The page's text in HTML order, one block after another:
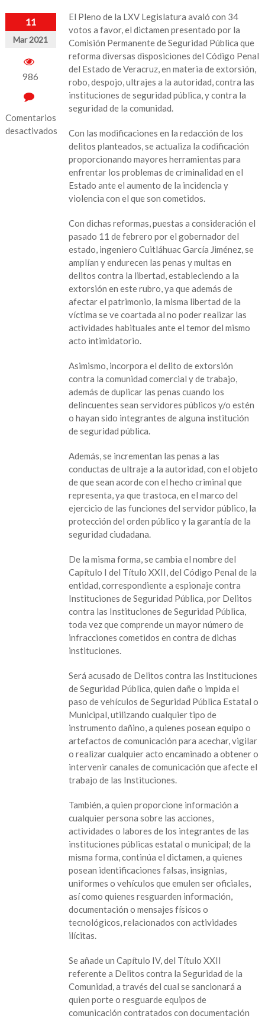
11
Mar 2021
986
Comentarios
desactivados
El Pleno de la LXV Legislatura avaló con 34
votos a favor, el dictamen presentado por la
Comisión Permanente de Seguridad Pública que
reforma diversas disposiciones del Código Penal
del Estado de Veracruz, en materia de extorsión,
robo, despojo, ultrajes a la autoridad, contra las
instituciones de seguridad pública, y contra la
seguridad de la comunidad.
Con las modificaciones en la redacción de los
delitos planteados, se actualiza la codificación
proporcionando mayores herramientas para
enfrentar los problemas de criminalidad en el
Estado ante el aumento de la incidencia y
violencia con el que son cometidos.
Con dichas reformas, puestas a consideración el
pasado 11 de febrero por el gobernador del
estado, ingeniero Cuitláhuac García Jiménez, se
amplían y endurecen las penas y multas en
delitos contra la libertad, estableciendo a la
extorsión en este rubro, ya que además de
afectar el patrimonio, la misma libertad de la
víctima se ve coartada al no poder realizar las
actividades habituales ante el temor del mismo
acto intimidatorio.
Asimismo, incorpora el delito de extorsión
contra la comunidad comercial y de trabajo,
además de duplicar las penas cuando los
delincuentes sean servidores públicos y/o estén
o hayan sido integrantes de alguna institución
de seguridad pública.
Además, se incrementan las penas a las
conductas de ultraje a la autoridad, con el objeto
de que sean acorde con el hecho criminal que
representa, ya que trastoca, en el marco del
ejercicio de las funciones del servidor público, la
protección del orden público y la garantía de la
seguridad ciudadana.
De la misma forma, se cambia el nombre del
Capítulo I del Título XXII, del Código Penal de la
entidad, correspondiente a espionaje contra
Instituciones de Seguridad Pública, por Delitos
contra las Instituciones de Seguridad Pública,
toda vez que comprende un mayor número de
infracciones cometidos en contra de dichas
instituciones.
Será acusado de Delitos contra las Instituciones
de Seguridad Pública, quien dañe o impida el
paso de vehículos de Seguridad Pública Estatal o
Municipal, utilizando cualquier tipo de
instrumento dañino, a quienes posean equipo o
artefactos de comunicación para acechar, vigilar
o realizar cualquier acto encaminado a obtener o
intervenir canales de comunicación que afecte el
trabajo de las Instituciones.
También, a quien proporcione información a
cualquier persona sobre las acciones,
actividades o labores de los integrantes de las
instituciones públicas estatal o municipal; de la
misma forma, continúa el dictamen, a quienes
posean identificaciones falsas, insignias,
uniformes o vehículos que emulen ser oficiales,
así como quienes resguarden información,
documentación o mensajes físicos o
tecnológicos, relacionados con actividades
ilícitas.
Se añade un Capítulo IV, del Título XXII
referente a Delitos contra la Seguridad de la
Comunidad, a través del cual se sancionará a
quien porte o resguarde equipos de
comunicación contratados con documentación